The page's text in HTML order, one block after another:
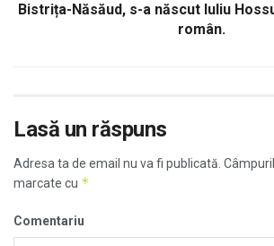
Bistrița-Năsăud, s-a născut Iuliu
român.
Lasă un răspuns
Adresa ta de email nu va fi publicată.
marcate cu *
Comentariu